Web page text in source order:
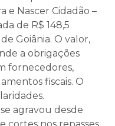
e Nascer Cidadão –
de R$ 148,5
Goiânia. O valor,
a obrigações
fornecedores,
fiscais. O
agravou desde